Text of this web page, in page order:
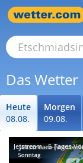
Das
Heute
08.08.
Morgen
09.08.
Jetstream - 5-Tages-